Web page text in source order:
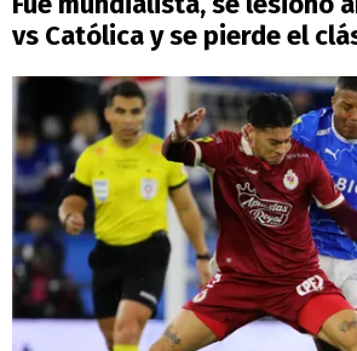
vs Católica y se pierde el